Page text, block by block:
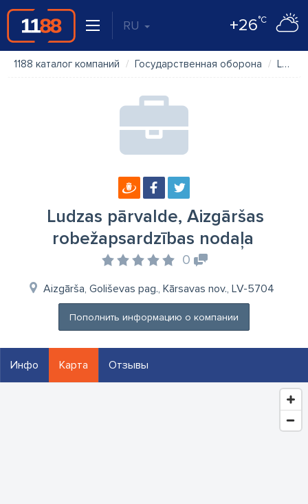
RU +26°C
1188 каталог компаний Государственная оборона Ludzas pārvalde, Aizgāršas robežapsardzības nodaļa
Ludzas pārvalde, Aizgāršas
robežapsardzības nodaļa
0
Aizgārša, Goliševas pag., Kārsavas nov., LV-5704
Пополнить информацию о компании
Инфо Карта Отзывы